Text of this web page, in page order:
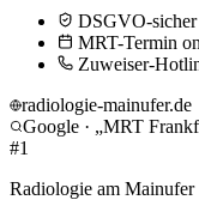
DSGVO-sicher
MRT-Termin
Zuweiser-
radiologie-mainufer.de
Google · „MRT
#1
Radiologie am Mainufer